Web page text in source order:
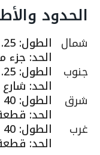
الحدود
شمال الطول:
الحد: جزء
جنوب الطول:
الحد: شارع
شرق الطول: 40 م
الحد: قطعة
غرب الطول: 40 م
الحد: قطعة رقم